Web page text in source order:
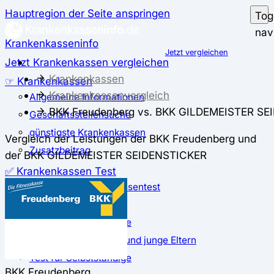
Hauptregion der Seite anspringen
Krankenkasseninfo
Jetzt Krankenkassen vergleichen
☞ Krankenkassen
Allgemeine Informationen
Geschäftsstellensuche
günstigste Krankenkassen
Zusatzbeitrag
✅ Krankenkassen Test
Der große Krankenkassentest
Test für Studierende
Test für Auszubildende
Test für Schwangere und junge Eltern
Test für Selbstständige
Jetzt vergleichen
Krankenkassen
Krankenkassenvergleich
BKK Freudenberg vs. BKK GILDEMEISTER
Vergleich der Leistungen der BKK Freudenberg und
der BKK GILDEMEISTER SEIDENSTICKER